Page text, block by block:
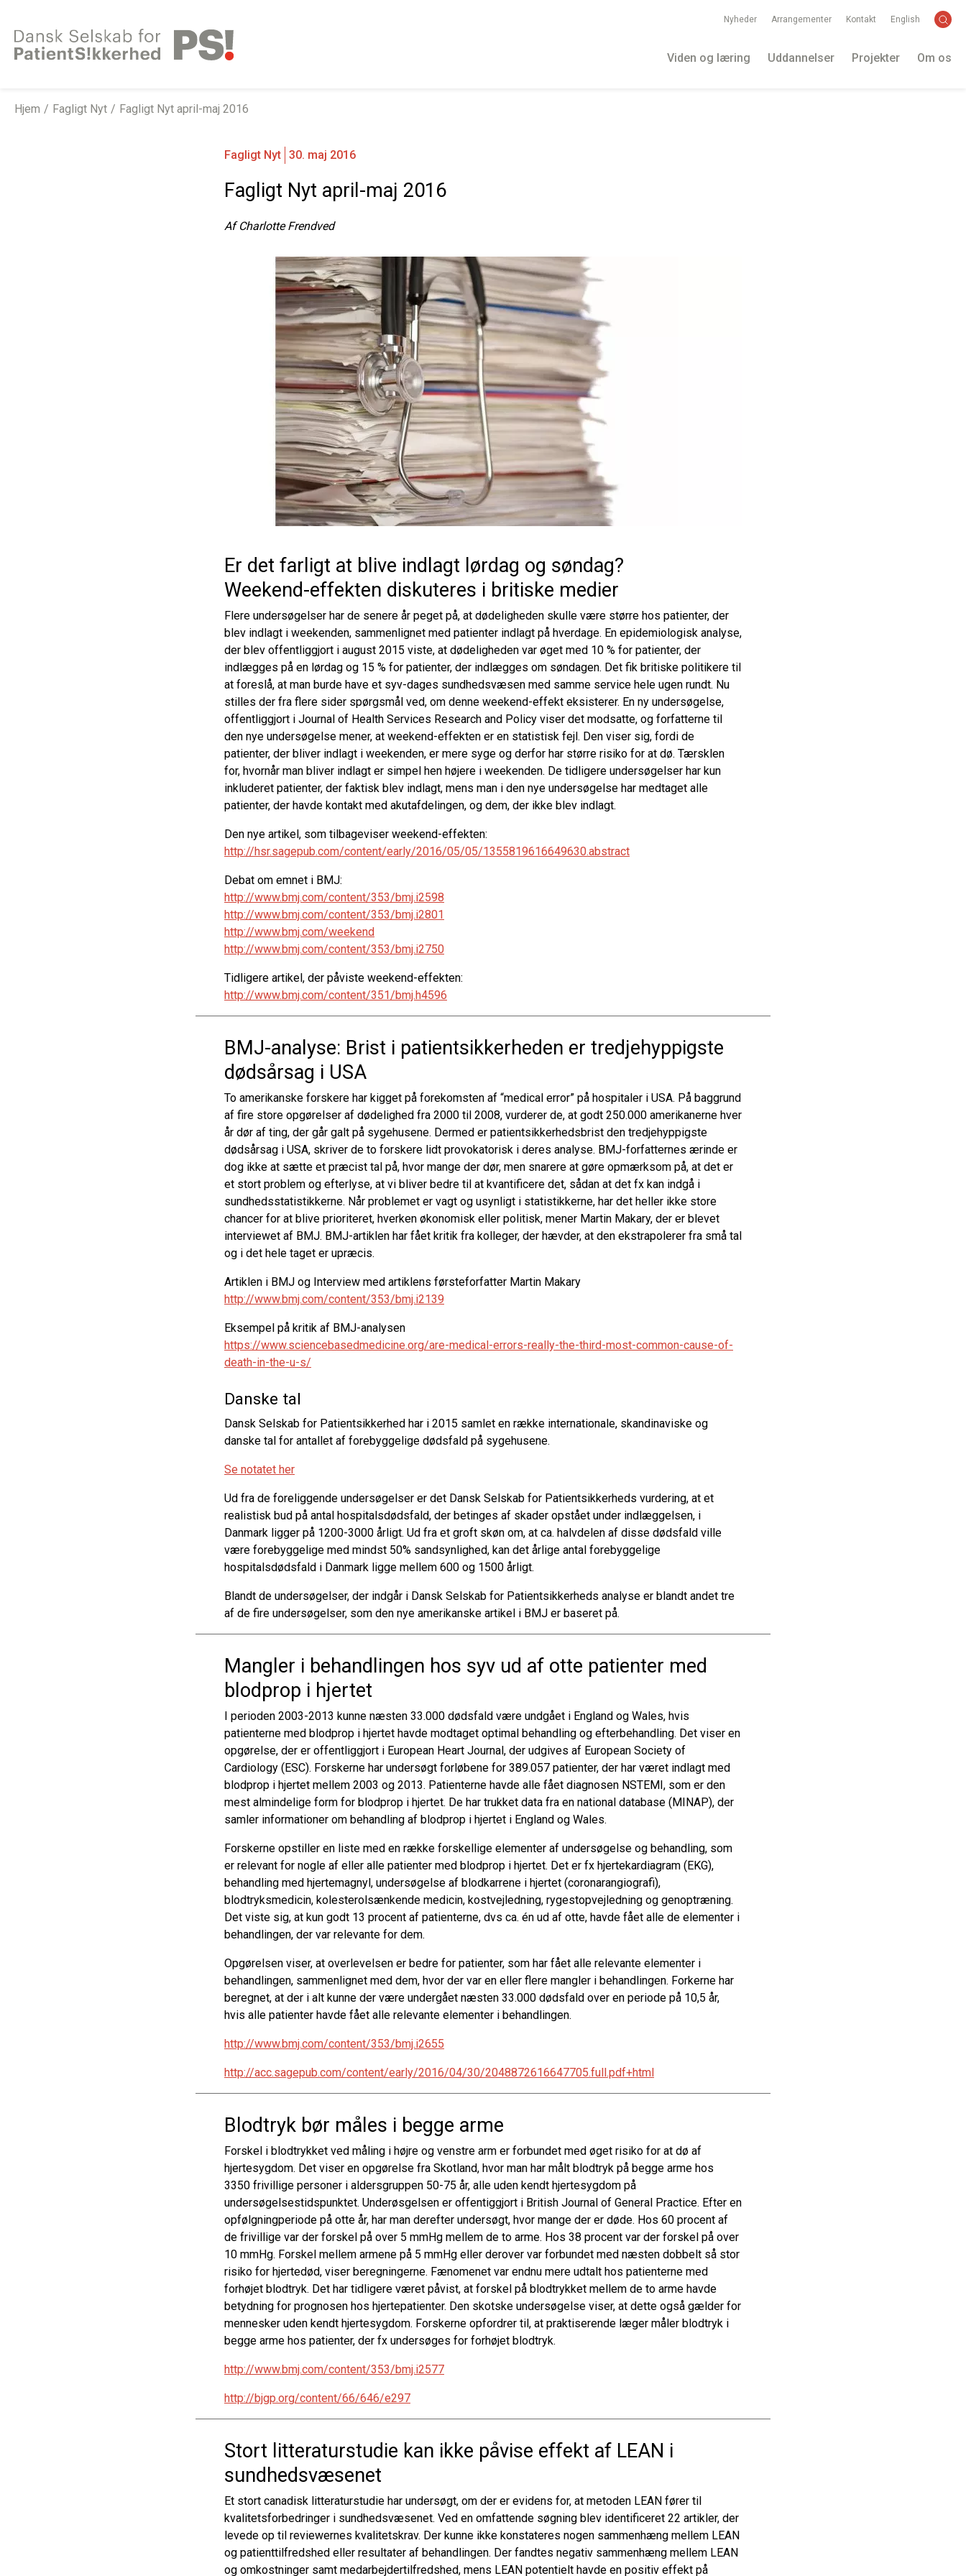
til
indhold
Nyheder Arrangementer Kontakt English
Viden og læring Uddannelser Projekter Om os
Hjem Fagligt Nyt Fagligt Nyt april-maj 2016
Fagligt Nyt 30. maj 2016
Fagligt Nyt april-maj 2016
Af Charlotte Frendved
Er det farligt at blive indlagt lørdag og søndag?
Weekend-effekten diskuteres i britiske medier
Flere undersøgelser har de senere år peget på, at dødeligheden skulle være større hos patienter, der
blev indlagt i weekenden, sammenlignet med patienter indlagt på hverdage. En epidemiologisk analyse,
der blev offentliggjort i august 2015 viste, at dødeligheden var øget med 10 % for patienter, der
indlægges på en lørdag og 15 % for patienter, der indlægges om søndagen. Det fik britiske politikere til
at foreslå, at man burde have et syv-dages sundhedsvæsen med samme service hele ugen rundt. Nu
stilles der fra flere sider spørgsmål ved, om denne weekend-effekt eksisterer. En ny undersøgelse,
offentliggjort i Journal of Health Services Research and Policy viser det modsatte, og forfatterne til
den nye undersøgelse mener, at weekend-effekten er en statistisk fejl. Den viser sig, fordi de
patienter, der bliver indlagt i weekenden, er mere syge og derfor har større risiko for at dø. Tærsklen
for, hvornår man bliver indlagt er simpel hen højere i weekenden. De tidligere undersøgelser har kun
inkluderet patienter, der faktisk blev indlagt, mens man i den nye undersøgelse har medtaget alle
patienter, der havde kontakt med akutafdelingen, og dem, der ikke blev indlagt.
Den nye artikel, som tilbageviser weekend-effekten:
http://hsr.sagepub.com/content/early/2016/05/05/1355819616649630.abstract
Debat om emnet i BMJ:
http://www.bmj.com/content/353/bmj.i2598
http://www.bmj.com/content/353/bmj.i2801
http://www.bmj.com/weekend
http://www.bmj.com/content/353/bmj.i2750
Tidligere artikel, der påviste weekend-effekten:
http://www.bmj.com/content/351/bmj.h4596
BMJ-analyse: Brist i patientsikkerheden er tredjehyppigste
dødsårsag i USA
To amerikanske forskere har kigget på forekomsten af “medical error” på hospitaler i USA. På baggrund
af fire store opgørelser af dødelighed fra 2000 til 2008, vurderer de, at godt 250.000 amerikanerne hver
år dør af ting, der går galt på sygehusene. Dermed er patientsikkerhedsbrist den tredjehyppigste
dødsårsag i USA, skriver de to forskere lidt provokatorisk i deres analyse. BMJ-forfatternes ærinde er
dog ikke at sætte et præcist tal på, hvor mange der dør, men snarere at gøre opmærksom på, at det er
et stort problem og efterlyse, at vi bliver bedre til at kvantificere det, sådan at det fx kan indgå i
sundhedsstatistikkerne. Når problemet er vagt og usynligt i statistikkerne, har det heller ikke store
chancer for at blive prioriteret, hverken økonomisk eller politisk, mener Martin Makary, der er blevet
interviewet af BMJ. BMJ-artiklen har fået kritik fra kolleger, der hævder, at den ekstrapolerer fra små tal
og i det hele taget er upræcis.
Artiklen i BMJ og Interview med artiklens førsteforfatter Martin Makary
http://www.bmj.com/content/353/bmj.i2139
Eksempel på kritik af BMJ-analysen
https://www.sciencebasedmedicine.org/are-medical-errors-really-the-third-most-common-cause-of-
death-in-the-u-s/
Danske tal
Dansk Selskab for Patientsikkerhed har i 2015 samlet en række internationale, skandinaviske og
danske tal for antallet af forebyggelige dødsfald på sygehusene.
Se notatet her
Ud fra de foreliggende undersøgelser er det Dansk Selskab for Patientsikkerheds vurdering, at et
realistisk bud på antal hospitalsdødsfald, der betinges af skader opstået under indlæggelsen, i
Danmark ligger på 1200-3000 årligt. Ud fra et groft skøn om, at ca. halvdelen af disse dødsfald ville
være forebyggelige med mindst 50% sandsynlighed, kan det årlige antal forebyggelige
hospitalsdødsfald i Danmark ligge mellem 600 og 1500 årligt.
Blandt de undersøgelser, der indgår i Dansk Selskab for Patientsikkerheds analyse er blandt andet tre
af de fire undersøgelser, som den nye amerikanske artikel i BMJ er baseret på.
Mangler i behandlingen hos syv ud af otte patienter med
blodprop i hjertet
I perioden 2003-2013 kunne næsten 33.000 dødsfald være undgået i England og Wales, hvis
patienterne med blodprop i hjertet havde modtaget optimal behandling og efterbehandling. Det viser en
opgørelse, der er offentliggjort i European Heart Journal, der udgives af European Society of
Cardiology (ESC). Forskerne har undersøgt forløbene for 389.057 patienter, der har været indlagt med
blodprop i hjertet mellem 2003 og 2013. Patienterne havde alle fået diagnosen NSTEMI, som er den
mest almindelige form for blodprop i hjertet. De har trukket data fra en national database (MINAP), der
samler informationer om behandling af blodprop i hjertet i England og Wales.
Forskerne opstiller en liste med en række forskellige elementer af undersøgelse og behandling, som
er relevant for nogle af eller alle patienter med blodprop i hjertet. Det er fx hjertekardiagram (EKG),
behandling med hjertemagnyl, undersøgelse af blodkarrene i hjertet (coronarangiografi),
blodtryksmedicin, kolesterolsænkende medicin, kostvejledning, rygestopvejledning og genoptræning.
Det viste sig, at kun godt 13 procent af patienterne, dvs ca. én ud af otte, havde fået alle de elementer i
behandlingen, der var relevante for dem.
Opgørelsen viser, at overlevelsen er bedre for patienter, som har fået alle relevante elementer i
behandlingen, sammenlignet med dem, hvor der var en eller flere mangler i behandlingen. Forkerne har
beregnet, at der i alt kunne der være undergået næsten 33.000 dødsfald over en periode på 10,5 år,
hvis alle patienter havde fået alle relevante elementer i behandlingen.
http://www.bmj.com/content/353/bmj.i2655
http://acc.sagepub.com/content/early/2016/04/30/2048872616647705.full.pdf+html
Blodtryk bør måles i begge arme
Forskel i blodtrykket ved måling i højre og venstre arm er forbundet med øget risiko for at dø af
hjertesygdom. Det viser en opgørelse fra Skotland, hvor man har målt blodtryk på begge arme hos
3350 frivillige personer i aldersgruppen 50-75 år, alle uden kendt hjertesygdom på
undersøgelsestidspunktet. Underøsgelsen er offentiggjort i British Journal of General Practice. Efter en
opfølgningperiode på otte år, har man derefter undersøgt, hvor mange der er døde. Hos 60 procent af
de frivillige var der forskel på over 5 mmHg mellem de to arme. Hos 38 procent var der forskel på over
10 mmHg. Forskel mellem armene på 5 mmHg eller derover var forbundet med næsten dobbelt så stor
risiko for hjertedød, viser beregningerne. Fænomenet var endnu mere udtalt hos patienterne med
forhøjet blodtryk. Det har tidligere været påvist, at forskel på blodtrykket mellem de to arme havde
betydning for prognosen hos hjertepatienter. Den skotske undersøgelse viser, at dette også gælder for
mennesker uden kendt hjertesygdom. Forskerne opfordrer til, at praktiserende læger måler blodtryk i
begge arme hos patienter, der fx undersøges for forhøjet blodtryk.
http://www.bmj.com/content/353/bmj.i2577
http://bjgp.org/content/66/646/e297
Stort litteraturstudie kan ikke påvise effekt af LEAN i
sundhedsvæsenet
Et stort canadisk litteraturstudie har undersøgt, om der er evidens for, at metoden LEAN fører til
kvalitetsforbedringer i sundhedsvæsenet. Ved en omfattende søgning blev identificeret 22 artikler, der
levede op til reviewernes kvalitetskrav. Der kunne ikke konstateres nogen sammenhæng mellem LEAN
og patienttilfredshed eller resultater af behandlingen. Der fandtes negativ sammenhæng mellem LEAN
og omkostninger samt medarbejdertilfredshed, mens LEAN potentielt havde en positiv effekt på